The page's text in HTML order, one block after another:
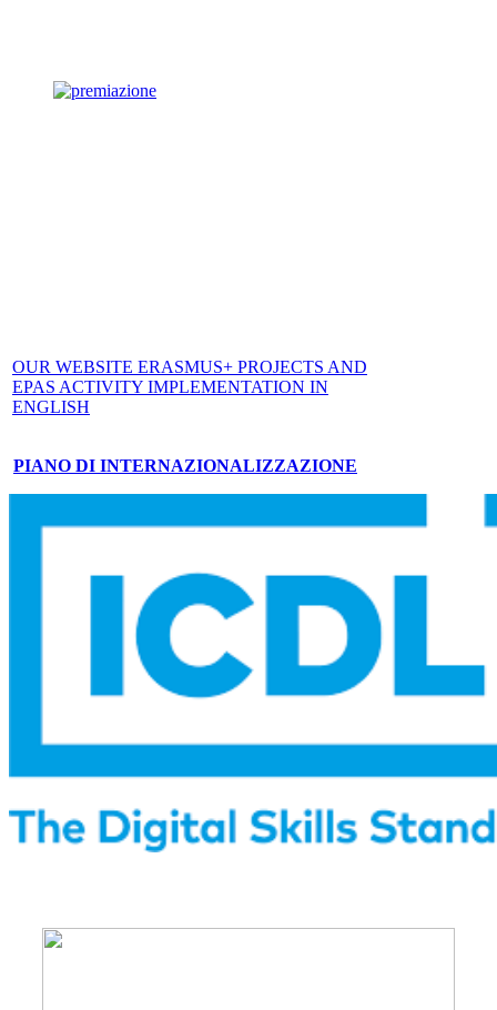
OUR WEBSITE ERASMUS+ PROJECTS AND
EPAS ACTIVITY IMPLEMENTATION IN
ENGLISH
PIANO DI INTERNAZIONALIZZAZIONE